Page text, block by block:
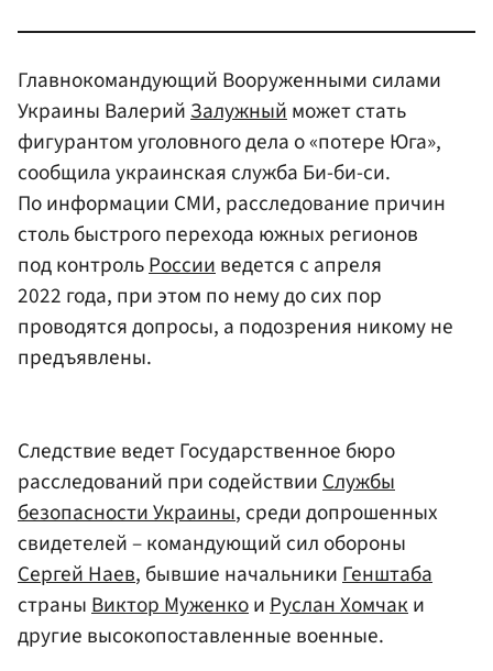
Главнокомандующий Вооруженными силами
Украины ВалерийЗалужныйможет стать
фигурантом уголовного дела о «потере Юга»,
сообщила украинская служба Би-би-си.
По информации СМИ, расследование причин
столь быстрого перехода южных регионов
под контрольРоссииведется с апреля
2022 года, при этом по нему до сих пор
проводятся допросы, а подозрения никому не
предъявлены.
Следствие ведет Государственное бюро
расследований при содействииСлужбы
безопасности Украины, среди допрошенных
свидетелей – командующий сил обороны
Сергей Наев, бывшие начальникиГенштаба
страныВиктор МуженкоиРуслан Хомчаки
другие высокопоставленные военные.